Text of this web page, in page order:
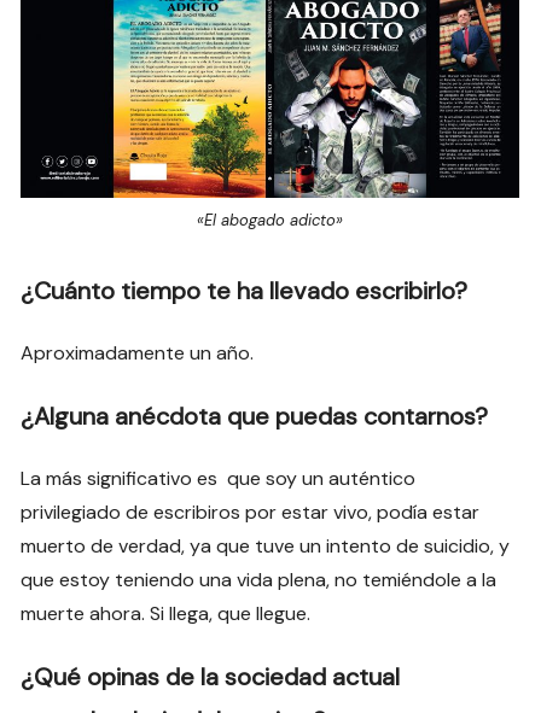
«El abogado adicto»
¿Cuánto tiempo te ha llevado escribirlo?
Aproximadamente un año.
¿Alguna anécdota que puedas contarnos?
La más significativo es que soy un auténtico
privilegiado de escribiros por estar vivo, podía estar
muerto de verdad, ya que tuve un intento de suicidio, y
que estoy teniendo una vida plena, no temiéndole a la
muerte ahora. Si llega, que llegue.
¿Qué opinas de la sociedad actual